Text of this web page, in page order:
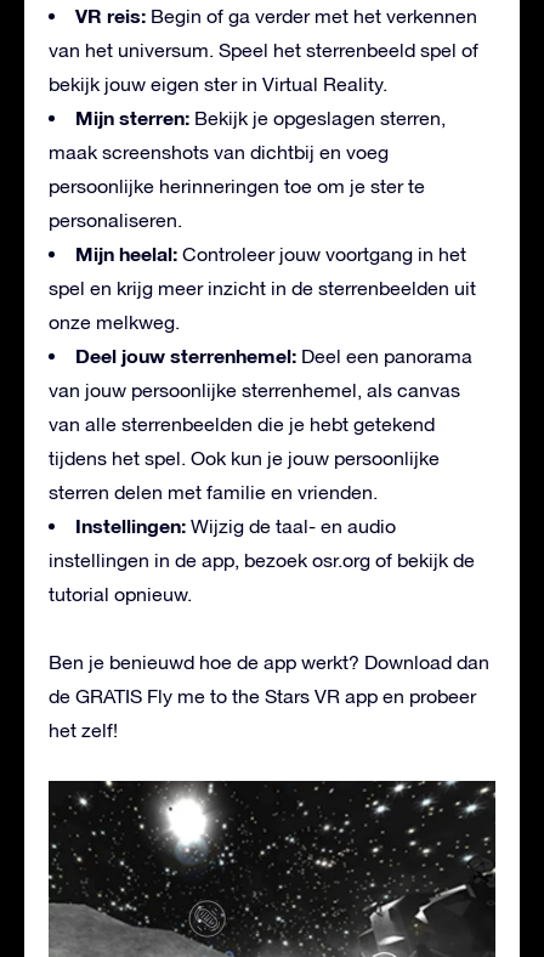
VR reis: Begin of ga verder met het verkennen
van het universum. Speel het sterrenbeeld spel of
bekijk jouw eigen ster in Virtual Reality.
Mijn sterren: Bekijk je opgeslagen sterren,
maak screenshots van dichtbij en voeg
persoonlijke herinneringen toe om je ster te
personaliseren.
Mijn heelal: Controleer jouw voortgang in het
spel en krijg meer inzicht in de sterrenbeelden uit
onze melkweg.
Deel jouw sterrenhemel: Deel een panorama
van jouw persoonlijke sterrenhemel, als canvas
van alle sterrenbeelden die je hebt getekend
tijdens het spel. Ook kun je jouw persoonlijke
sterren delen met familie en vrienden.
Instellingen: Wijzig de taal- en audio
instellingen in de app, bezoek osr.org of bekijk de
tutorial opnieuw.
Ben je benieuwd hoe de app werkt? Download dan
de GRATIS Fly me to the Stars VR app en probeer
het zelf!